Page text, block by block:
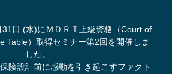
日 (水)にＭＤＲＴ上級資格（Court of
Table）取得セミナー第2回を開催しま
した。
険設計前に感動を引き起こすファクト